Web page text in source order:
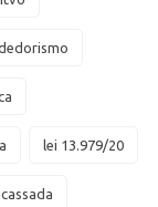
lei 13.979/20